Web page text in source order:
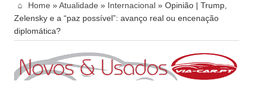
Home »Atualidade » Internacional » Opinião | Trump,
Zelensky e a “paz possível”: avanço real ou encenação
diplomática?